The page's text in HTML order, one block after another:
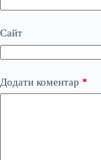
Сайт
Додати коментар *